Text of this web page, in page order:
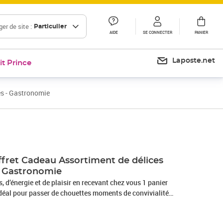
de site : Particulier
AIDE SE CONNECTER PANIER
Prince Laposte.net
- Gastronomie
Cadeau Assortiment de délices
Gastronomie
d’énergie et de plaisir en recevant chez vous 1 panier
pour passer de chouettes moments de convivialité
originaux et goûter tout un assortiment de pépites qui